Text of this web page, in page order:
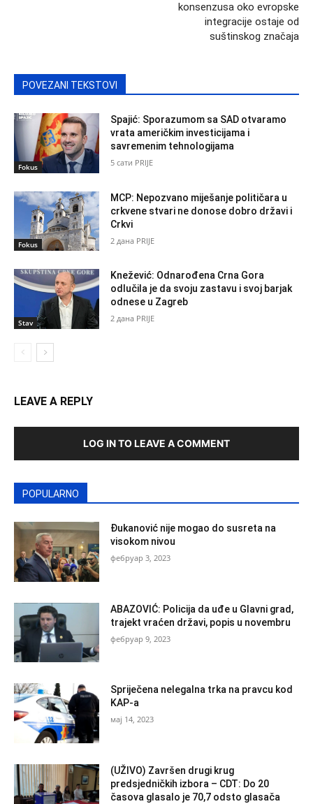
konsenzusa oko evropske
integracije ostaje od
suštinskog značaja
POVEZANI TEKSTOVI
Fokus
Spajić: Sporazumom sa SAD otvaramo
vrata američkim investicijama i
savremenim tehnologijama
5 сати PRIJE
Fokus
MCP: Nepozvano miješanje političara u
crkvene stvari ne donose dobro državi i
Crkvi
2 дана PRIJE
Stav
Knežević: Odnarođena Crna Gora
odlučila je da svoju zastavu i svoj barjak
odnese u Zagreb
2 дана PRIJE
LEAVE A REPLY
LOG IN TO LEAVE A COMMENT
POPULARNO
Đukanović nije mogao do susreta na
visokom nivou
фебруар 3, 2023
ABAZOVIĆ: Policija da uđe u Glavni grad,
trajekt vraćen državi, popis u novembru
фебруар 9, 2023
Spriječena nelegalna trka na pravcu kod
KAP-a
мај 14, 2023
(UŽIVO) Završen drugi krug
predsjedničkih izbora – CDT: Do 20
časova glasalo je 70,7 odsto glasača